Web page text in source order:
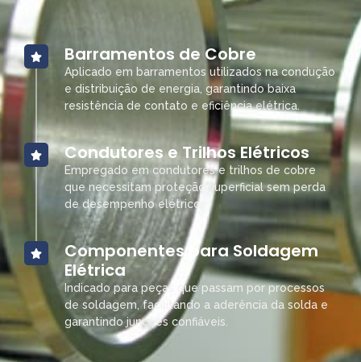
Barramentos de Cobre
Aplicado em barramentos utilizados na condução
e distribuição de energia, garantindo baixa
resistência de contato e eficiência elétrica.
Condutores e Trilhos Elétricos
Empregado em condutores e trilhos de cobre
que necessitam proteção superficial sem perda
de desempenho elétrico.
Componentes para Soldagem
Elétrica
Indicado para peças que passam por processos
de soldagem, facilitando a aderência da solda e
garantindo junções confiáveis.